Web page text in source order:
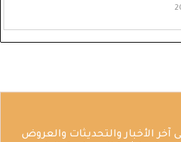
الأخبار والتحديثات والعروض